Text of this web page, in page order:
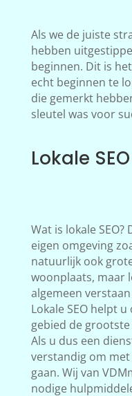
Als we de juiste
hebben
beginnen. Dit is
echt beginnen te
die gemerkt
sleutel was voor
Lokale
Wat is lokale
eigen omgeving
natuurlijk ook
woonplaats, maar
algemeen
Lokale SEO helpt
gebied de
Als u dus een
verstandig om met
gaan. Wij van
nodige